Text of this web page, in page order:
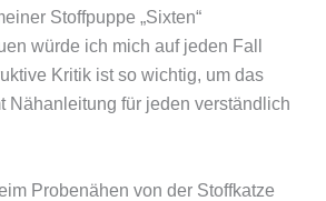
Stoffpuppe „Sixten“
würde ich mich auf jeden Fall
Kritik ist so wichtig, um das
Nähanleitung für jeden verständlich
Probenähen von der Stoffkatze